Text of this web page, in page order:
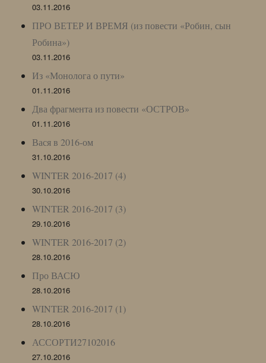
03.11.2016
ПРО ВЕТЕР И ВРЕМЯ (из повести «Робин, сын
Робина»)
03.11.2016
Из «Монолога о пути»
01.11.2016
Два фрагмента из повести «ОСТРОВ»
01.11.2016
Вася в 2016-ом
31.10.2016
WINTER 2016-2017 (4)
30.10.2016
WINTER 2016-2017 (3)
29.10.2016
WINTER 2016-2017 (2)
28.10.2016
Про ВАСЮ
28.10.2016
WINTER 2016-2017 (1)
28.10.2016
АССОРТИ27102016
27.10.2016